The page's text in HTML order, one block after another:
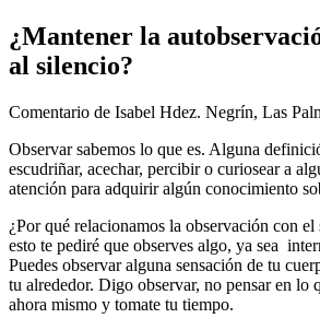
​¿Mantener la
al silencio?
Comentario de Isabel Hdez. Negrín, Las
Observar sabemos lo que es. Alguna
escudriñar, acechar, percibir o curiosear a
atención para adquirir algún conocimiento
¿Por qué relacionamos la observación con
esto te pediré que observes algo, ya sea
Puedes observar alguna sensación de tu
tu alrededor. Digo observar, no pensar en lo
ahora mismo y tomate tu tiempo.